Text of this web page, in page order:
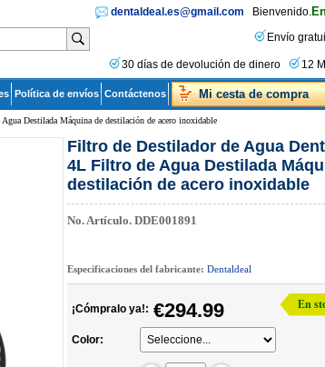
dentaldeal.es@gmail.com Bienvenido.
Envío
30 días de devolución de dinero 12
Política de envíos Contáctenos Mi cesta de compra
Destilada Máquina de destilación de acero inoxidable
Filtro de Destilador de Agua
4L Filtro de Agua Destilada
destilación de acero inoxidable
No. Artículo. DDE001891
Especificaciones del fabricante: Dentaldeal
En
¡Cómpralo ya!: €294.99
Color: